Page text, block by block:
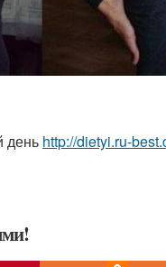
день http://dietyi.ru-